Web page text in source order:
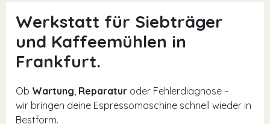
Werkstatt für Siebträger
und Kaffeemühlen in
Frankfurt.
Ob Wartung, Reparatur oder Fehlerdiagnose –
wir bringen deine Espressomaschine schnell wieder in
Bestform.